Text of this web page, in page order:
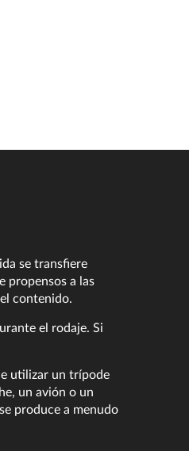
se transfiere
propensos a las
contenido.
el rodaje. Si
utilizar un trípode
un avión o un
produce a menudo